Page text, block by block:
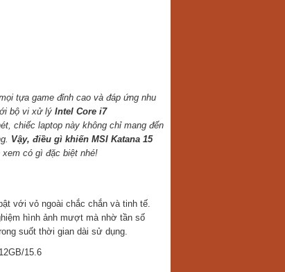
tựa game đỉnh cao và đáp ứng nhu
bộ vi xử lý Intel Core i7
chiếc laptop này không chỉ mang đến
Vậy, điều gì khiến MSI Katana 15
có gì đặc biệt nhé!
với vỏ ngoài chắc chắn và tinh tế.
hình ảnh mượt mà nhờ tần số
suốt thời gian dài sử dụng.